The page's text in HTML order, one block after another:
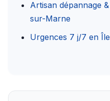
Artisan dépannage
sur-Marne
Urgences 7 j/7 en